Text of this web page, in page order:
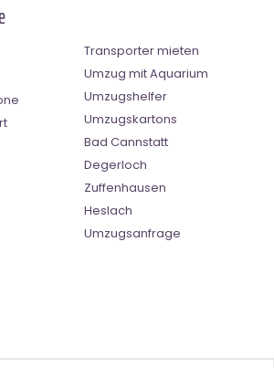
Transporter mieten
Umzug mit Aquarium
Umzugshelfer
Umzugskartons
Bad Cannstatt
Degerloch
Zuffenhausen
Heslach
Umzugsanfrage